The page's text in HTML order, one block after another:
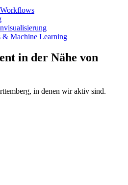
& Machine Learning
in der Nähe von
, in denen wir aktiv sind.